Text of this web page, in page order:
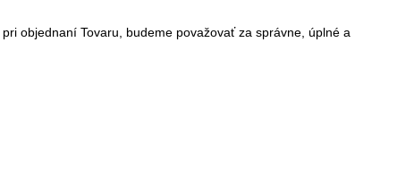
objednaní Tovaru, budeme považovať za správne, úplné a